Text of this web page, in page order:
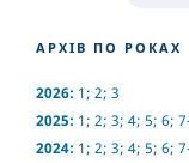
АРХІВ ПО РОКАХ
2026: 1; 2; 3
2025: 1; 2; 3; 4; 5; 6;
2024: 1; 2; 3; 4; 5; 6;